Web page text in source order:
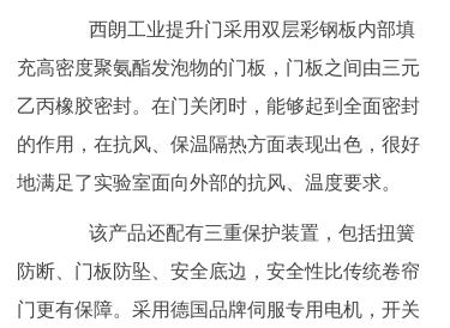
西朗工业提升门采用双层彩钢板内部填
充高密度聚氨酯发泡物的门板，门板之间由三元
乙丙橡胶密封。在门关闭时，能够起到全面密封
的作用，在抗风、保温隔热方面表现出色，很好
地满足了实验室面向外部的抗风、温度要求。
该产品还配有三重保护装置，包括扭簧
防断、门板防坠、安全底边，安全性比传统卷帘
门更有保障。采用德国品牌伺服专用电机，开关